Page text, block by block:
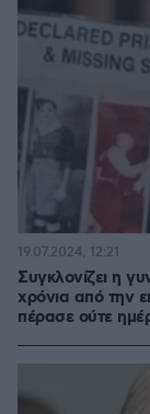
Συγκλονίζει η
χρόνια από την
πέρασε ούτε
19.07.2024, 12:21